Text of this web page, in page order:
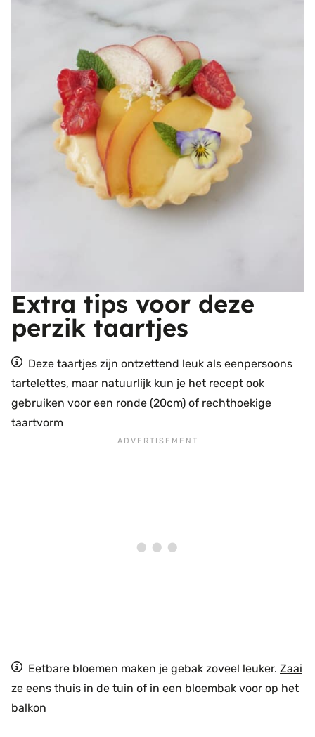
Extra tips voor deze
perzik taartjes
Deze taartjes zijn ontzettend leuk als eenpersoons
tartelettes, maar natuurlijk kun je het recept ook
gebruiken voor een ronde (20cm) of rechthoekige
taartvorm
Eetbare bloemen maken je gebak zoveel leuker. Zaai
ze eens thuis in de tuin of in een bloembak voor op het
balkon